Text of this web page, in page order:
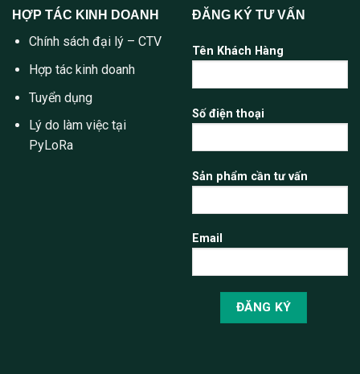
HỢP TÁC KINH DOANH
Chính sách đại lý – CTV
Hợp tác kinh doanh
Tuyển dụng
Lý do làm việc tại
PyLoRa
ĐĂNG KÝ TƯ VẤN
Tên Khách Hàng
Số điện thoại
Sản phẩm cần tư vấn
Email